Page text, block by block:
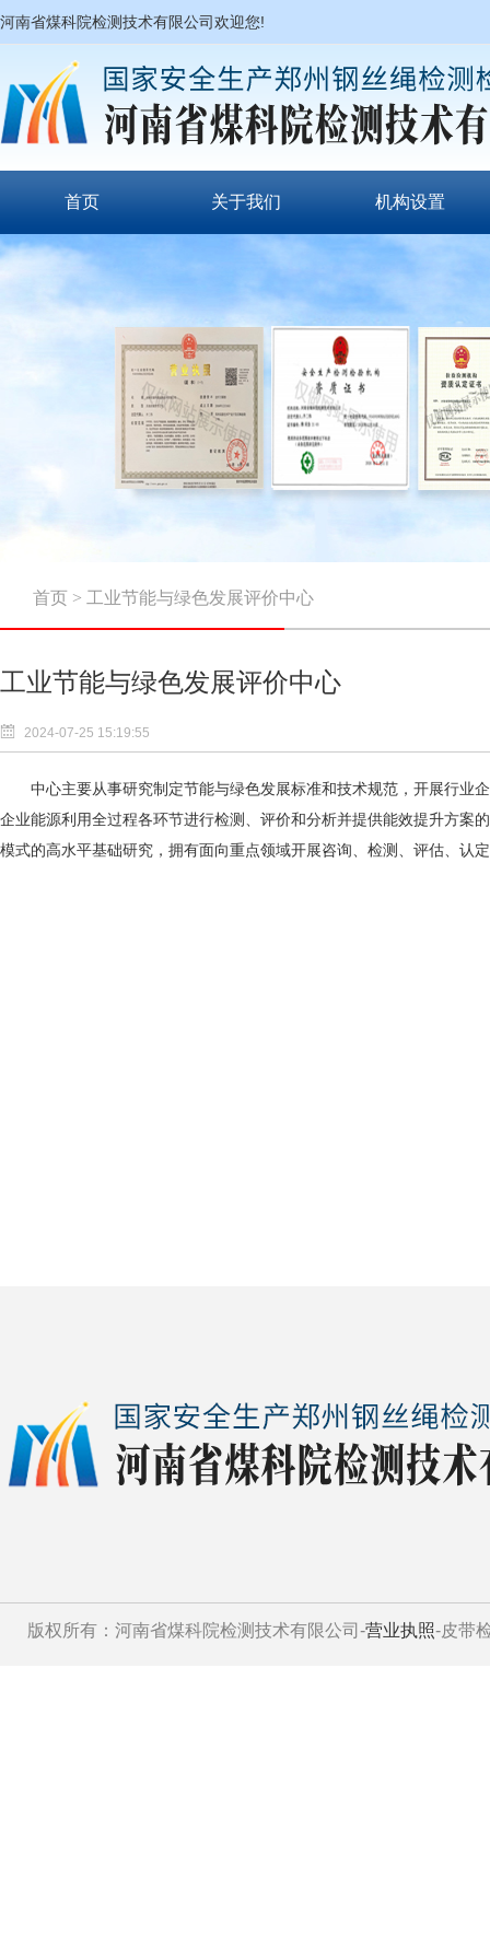
河南省煤科院检测技术有限公司欢迎您!
首页 关于我们 机构设置
首页 > 工业节能与绿色发展评价中心
工业节能与绿色发展评价中心
2024-07-25 15:19:55
中心主要从事研究制定节能与绿色发展标准和技术规范，开展行业
企业能源利用全过程各环节进行检测、评价和分析并提供能效提升方案
模式的高水平基础研究，拥有面向重点领域开展咨询、检测、评估、认
版权所有：河南省煤科院检测技术有限公司-营业执照-皮带